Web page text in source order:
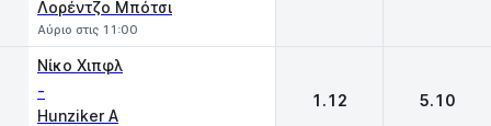
Λορέντζο Μπότσι
Αύριο στις 11:00
Νίκο Χιπφλ
-
Hunziker A
1.12 5.10